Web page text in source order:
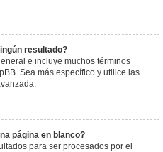
resultado?
e incluye muchos términos
Sea más específico y utilice las
página en blanco?
para ser procesados por el